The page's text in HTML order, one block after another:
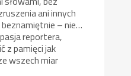
ani innych
beznamiętnie – nie…
reportera,
z pamięci jak
wszech miar